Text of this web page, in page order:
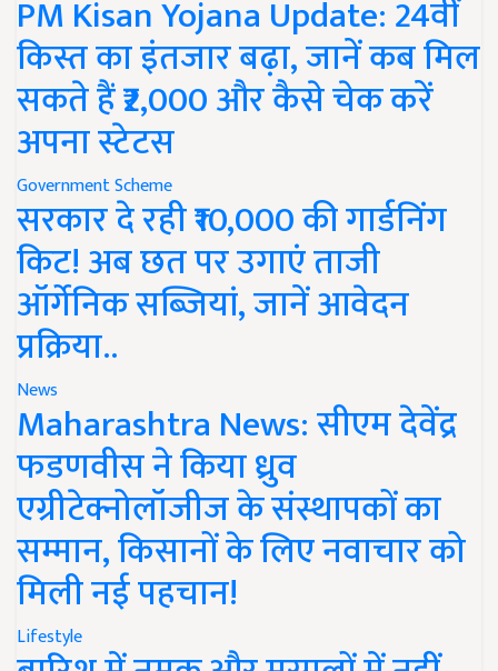
PM Kisan Yojana Update: 24वीं
किस्त का इंतजार बढ़ा, जानें कब मिल
सकते हैं ₹2,000 और कैसे चेक करें
अपना स्टेटस
Government Scheme
सरकार दे रही ₹10,000 की गार्डनिंग
किट! अब छत पर उगाएं ताजी
ऑर्गेनिक सब्जियां, जानें आवेदन
प्रक्रिया..
News
Maharashtra News: सीएम देवेंद्र
फडणवीस ने किया ध्रुव
एग्रीटेक्नोलॉजीज के संस्थापकों का
सम्मान, किसानों के लिए नवाचार को
मिली नई पहचान!
Lifestyle